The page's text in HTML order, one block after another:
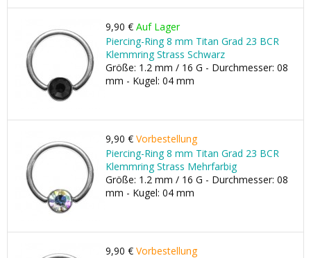
9,90 € Auf Lager
Piercing-Ring 8 mm Titan Grad 23 BCR
Klemmring Strass Schwarz
Größe: 1.2 mm / 16 G - Durchmesser: 08
mm - Kugel: 04 mm
9,90 € Vorbestellung
Piercing-Ring 8 mm Titan Grad 23 BCR
Klemmring Strass Mehrfarbig
Größe: 1.2 mm / 16 G - Durchmesser: 08
mm - Kugel: 04 mm
9,90 € Vorbestellung